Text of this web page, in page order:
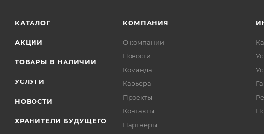
КАТАЛОГ
АКЦИИ
ТОВАРЫ В НАЛИЧИИ
УСЛУГИ
НОВОСТИ
ХРАНИТЕЛИ БУДУЩЕГО
КОМПАНИЯ
О компании
Новости
Команда
Карьера
Проекты
Контакты
Партнеры